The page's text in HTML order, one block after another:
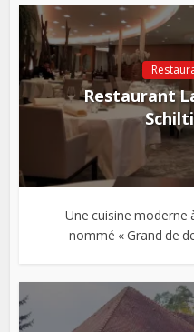
Restaurant
Une cuisine moderne
nommé « Grand de